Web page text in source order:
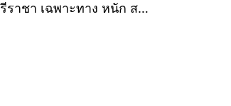
ราชา เฉพาะทาง หนัก ส…